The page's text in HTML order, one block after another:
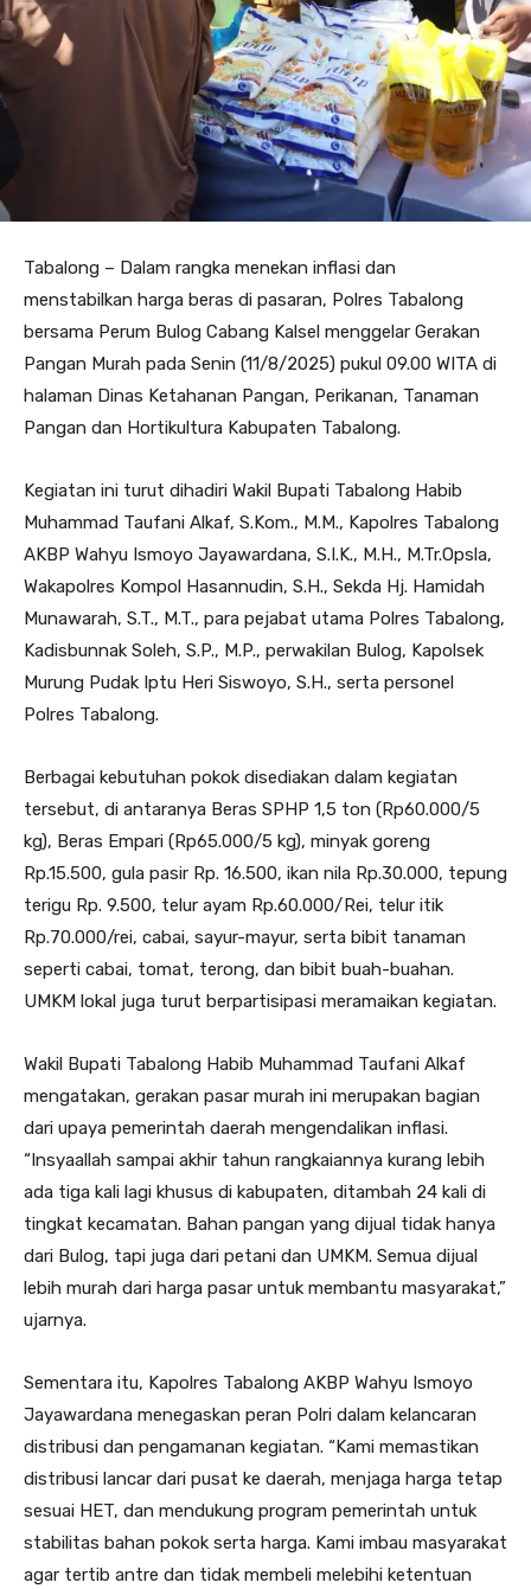
Tabalong – Dalam rangka menekan inflasi dan
menstabilkan harga beras di pasaran, Polres Tabalong
bersama Perum Bulog Cabang Kalsel menggelar Gerakan
Pangan Murah pada Senin (11/8/2025) pukul 09.00 WITA di
halaman Dinas Ketahanan Pangan, Perikanan, Tanaman
Pangan dan Hortikultura Kabupaten Tabalong.
Kegiatan ini turut dihadiri Wakil Bupati Tabalong Habib
Muhammad Taufani Alkaf, S.Kom., M.M., Kapolres Tabalong
AKBP Wahyu Ismoyo Jayawardana, S.I.K., M.H., M.Tr.Opsla,
Wakapolres Kompol Hasannudin, S.H., Sekda Hj. Hamidah
Munawarah, S.T., M.T., para pejabat utama Polres Tabalong,
Kadisbunnak Soleh, S.P., M.P., perwakilan Bulog, Kapolsek
Murung Pudak Iptu Heri Siswoyo, S.H., serta personel
Polres Tabalong.
Berbagai kebutuhan pokok disediakan dalam kegiatan
tersebut, di antaranya Beras SPHP 1,5 ton (Rp60.000/5
kg), Beras Empari (Rp65.000/5 kg), minyak goreng
Rp.15.500, gula pasir Rp. 16.500, ikan nila Rp.30.000, tepung
terigu Rp. 9.500, telur ayam Rp.60.000/Rei, telur itik
Rp.70.000/rei, cabai, sayur-mayur, serta bibit tanaman
seperti cabai, tomat, terong, dan bibit buah-buahan.
UMKM lokal juga turut berpartisipasi meramaikan kegiatan.
Wakil Bupati Tabalong Habib Muhammad Taufani Alkaf
mengatakan, gerakan pasar murah ini merupakan bagian
dari upaya pemerintah daerah mengendalikan inflasi.
“Insyaallah sampai akhir tahun rangkaiannya kurang lebih
ada tiga kali lagi khusus di kabupaten, ditambah 24 kali di
tingkat kecamatan. Bahan pangan yang dijual tidak hanya
dari Bulog, tapi juga dari petani dan UMKM. Semua dijual
lebih murah dari harga pasar untuk membantu masyarakat,”
ujarnya.
Sementara itu, Kapolres Tabalong AKBP Wahyu Ismoyo
Jayawardana menegaskan peran Polri dalam kelancaran
distribusi dan pengamanan kegiatan. “Kami memastikan
distribusi lancar dari pusat ke daerah, menjaga harga tetap
sesuai HET, dan mendukung program pemerintah untuk
stabilitas bahan pokok serta harga. Kami imbau masyarakat
agar tertib antre dan tidak membeli melebihi ketentuan